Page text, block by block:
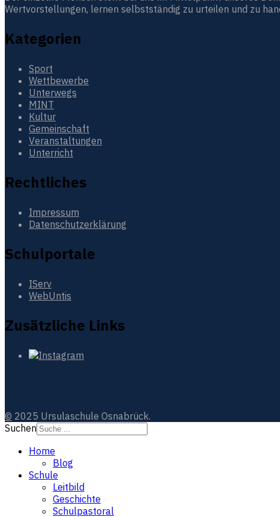
Wertvorstellungen, lernen selbstständig zu urteilen und zu
Kategorien
Sport
Wettbewerbe
Unterwegs
MINT
Kultur
Gemeinschaft
Veranstaltungen
Unterricht
Rechtliches
Impressum
Datenschutzerklärung
Schulportale
IServ
WebUntis
Zusätzliche Links
© 2025 Ursulaschule Osnabrück.
Suchen
Home
Blog
Schule
Leitbild
Geschichte
Schulpastoral